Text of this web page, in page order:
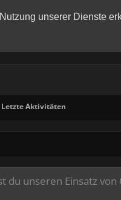
unserer Dienste
Letzte Aktivitäten
unseren Einsatz von